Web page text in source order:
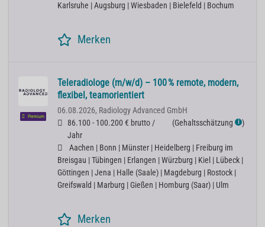
Karlsruhe | Augsburg | Wiesbaden | Bielefeld | Bochum
Merken
Premium
Teleradiologe (m/w/d) – 100 % remote, modern,
flexibel, teamorientiert
06.08.2026, Radiology Advanced GmbH
86.100 - 100.200 € brutto /
Jahr
(Gehaltsschätzung ℹ )
Aachen | Bonn | Münster | Heidelberg | Freiburg im
Breisgau | Tübingen | Erlangen | Würzburg | Kiel | Lübeck |
Göttingen | Jena | Halle (Saale) | Magdeburg | Rostock |
Greifswald | Marburg | Gießen | Homburg (Saar) | Ulm
Merken